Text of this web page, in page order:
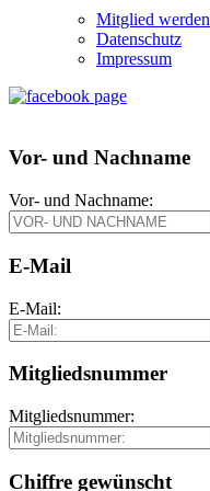
Mitglied werden
Datenschutz
Impressum
Vor- und Nachname
Vor- und Nachname:
E-Mail
E-Mail:
Mitgliedsnummer
Mitgliedsnummer:
Chiffre gewünscht